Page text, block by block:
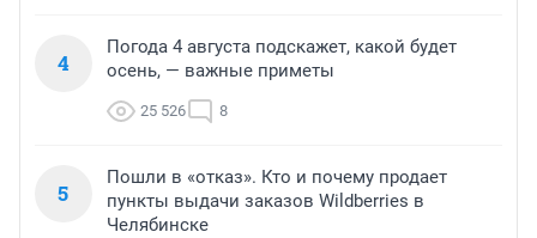
4
Погода 4 августа подскажет, какой будет
осень, — важные приметы
25 526 8
5
Пошли в «отказ». Кто и почему продает
пункты выдачи заказов Wildberries в
Челябинске